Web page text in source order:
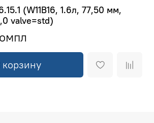
(W11B16, 1.6л, 77,50 мм,
valve=std)
корзину